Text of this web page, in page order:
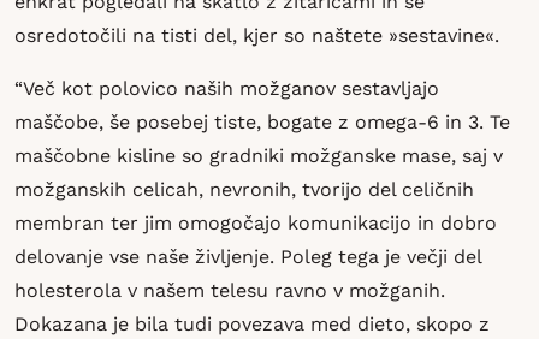
osredotočili na tisti del, kjer so naštete »sestavine«.
“Več kot polovico naših možganov sestavljajo
maščobe, še posebej tiste, bogate z omega-6 in 3. Te
maščobne kisline so gradniki možganske mase, saj v
možganskih celicah, nevronih, tvorijo del celičnih
membran ter jim omogočajo komunikacijo in dobro
delovanje vse naše življenje. Poleg tega je večji del
holesterola v našem telesu ravno v možganih.
Dokazana je bila tudi povezava med dieto, skopo z